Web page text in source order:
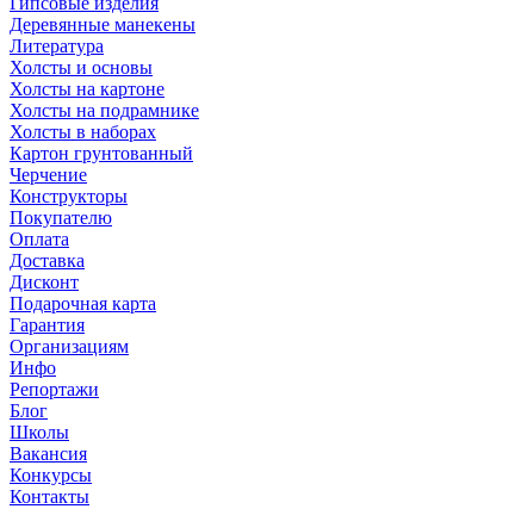
Деревянные манекены
Литература
Холсты и основы
Холсты на картоне
Холсты на подрамнике
Холсты в наборах
Картон грунтованный
Черчение
Конструкторы
Покупателю
Оплата
Доставка
Дисконт
Подарочная карта
Гарантия
Организациям
Инфо
Репортажи
Блог
Школы
Вакансия
Конкурсы
Контакты